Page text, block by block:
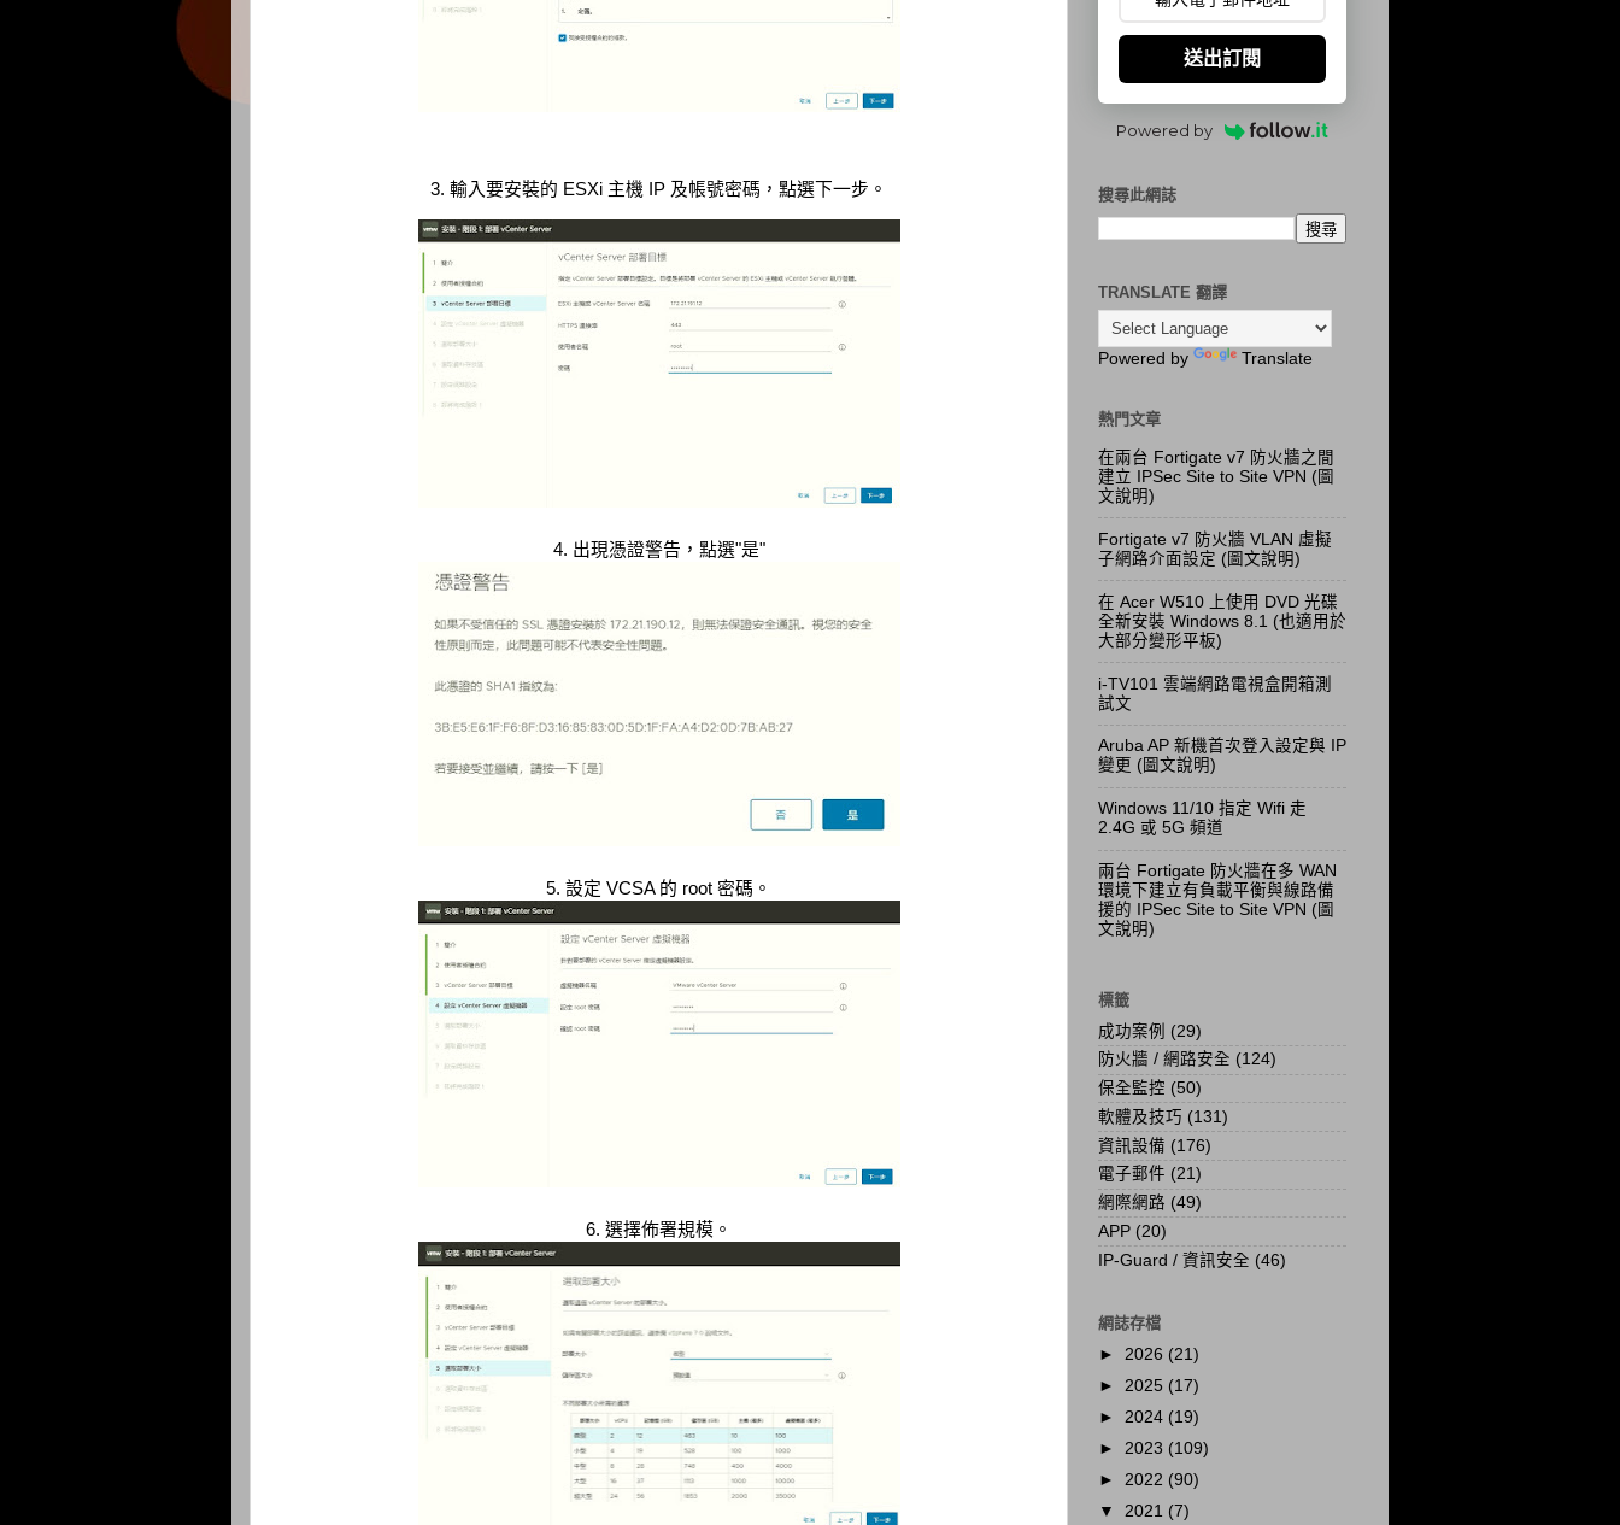
3. 輸入要安裝的 ESXi 主機 IP 及帳號密碼，點選下一步。
4. 出現憑證警告，點選"是"
5. 設定 VCSA 的 root 密碼。
6. 選擇佈署規模。
送出訂閱
Powered by
搜尋此網誌
TRANSLATE 翻譯
Powered by Translate
熱門文章
在兩台 Fortigate v7 防火牆之間
建立 IPSec Site to Site VPN (圖
文說明)
Fortigate v7 防火牆 VLAN 虛擬
子網路介面設定 (圖文說明)
在 Acer W510 上使用 DVD 光碟
全新安裝 Windows 8.1 (也適用於
大部分變形平板)
i-TV101 雲端網路電視盒開箱測
試文
Aruba AP 新機首次登入設定與 IP
變更 (圖文說明)
Windows 11/10 指定 Wifi 走
2.4G 或 5G 頻道
兩台 Fortigate 防火牆在多 WAN
環境下建立有負載平衡與線路備
援的 IPSec Site to Site VPN (圖
文說明)
標籤
成功案例 (29)
防火牆 / 網路安全 (124)
保全監控 (50)
軟體及技巧 (131)
資訊設備 (176)
電子郵件 (21)
網際網路 (49)
APP (20)
IP-Guard / 資訊安全 (46)
網誌存檔
► 2026 (21)
► 2025 (17)
► 2024 (19)
► 2023 (109)
► 2022 (90)
▼ 2021 (7)